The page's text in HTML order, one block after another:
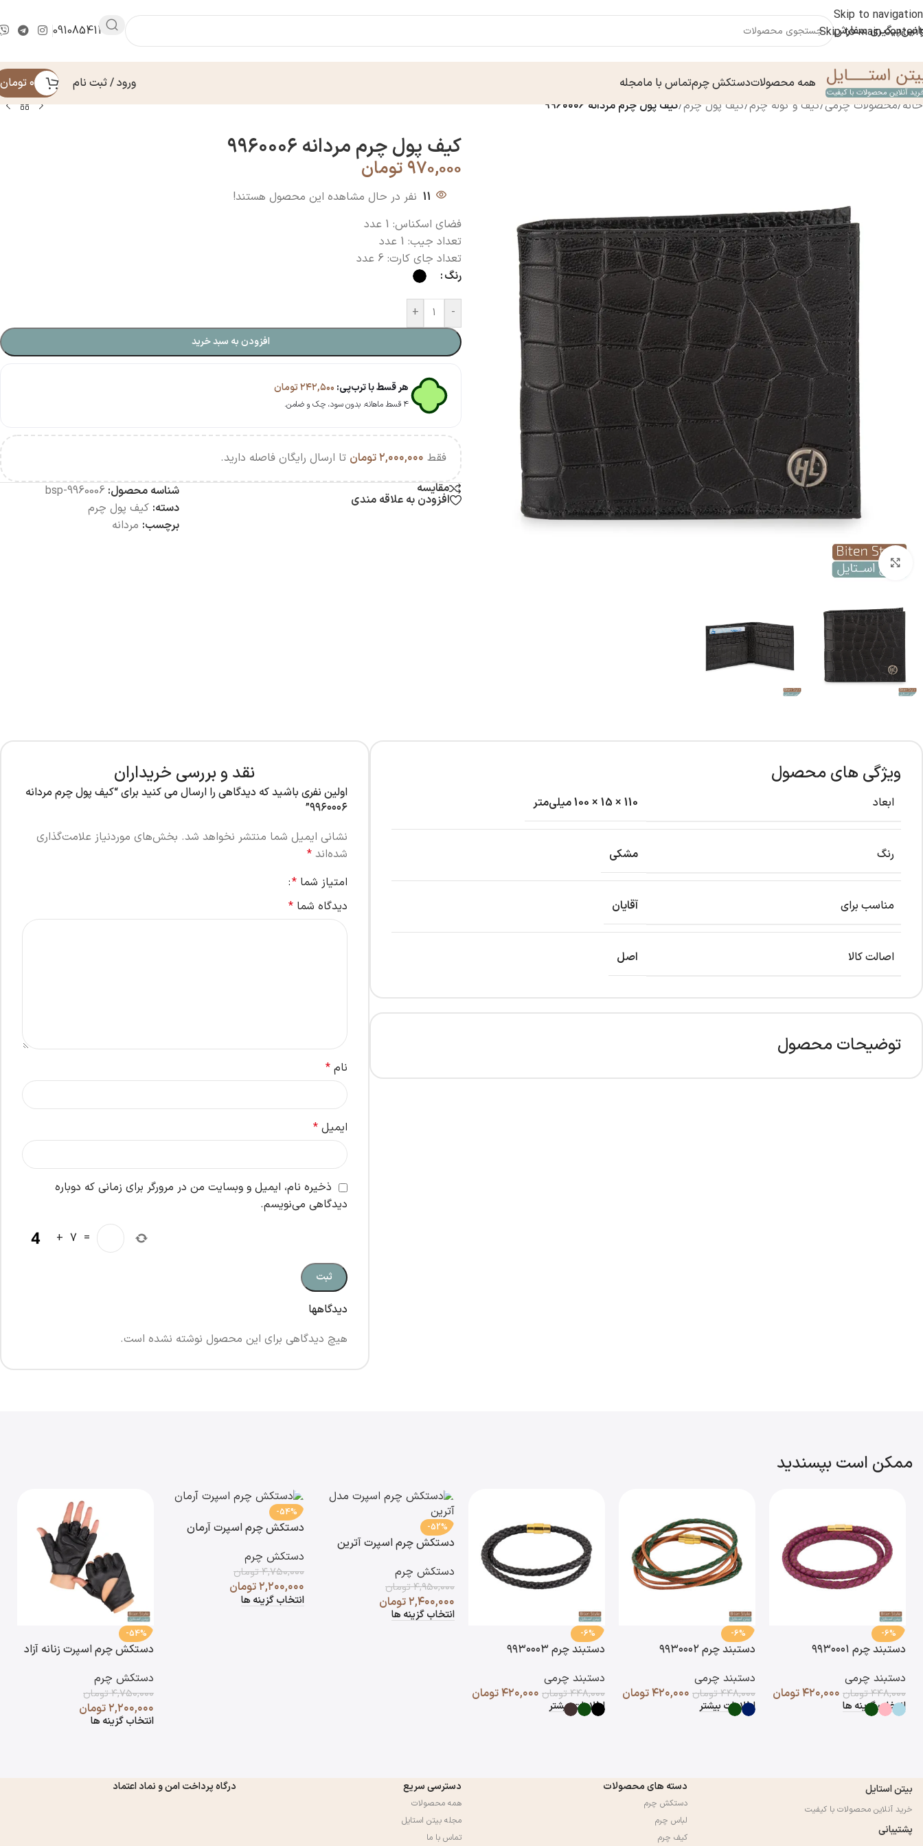
Skip to navigation
Skip to main content
پیگیری سفارش 09108541430
همه محصولاتدستکش چرمتماس با مامجله ورود / ثبت نام ۰تومان
خانه/محصولات چرمی/کیف و کوله چرم/کیف پول چرم/کیف پول چرم مردانه ۹۹۶۰۰۰۶
بزرگنمایی تصویر
کیف پول چرم مردانه ۹۹۶۰۰۰۶
۹۷۰,۰۰۰ تومان
11 نفر در حال مشاهده این محصول هستند!
فضای اسکناس: 1 عدد
تعداد جیب: 1 عدد
تعداد جای کارت: 6 عدد
رنگ
-
+
افزودن به سبد خرید
هر قسط با ترب‌پی: ۲۴۲,۵۰۰تومان
۴ قسط ماهانه. بدون سود، چک و ضامن.
فقط ۲,۰۰۰,۰۰۰تومان تا ارسال رایگان فاصله دارید.
مقایسه
افزودن به علاقه مندی
شناسه محصول:bsp-9960006
دسته: کیف پول چرم
برچسب: مردانه
ویژگی های محصول
ابعاد 110 × 15 × 100 میلی‌متر
رنگ مشکی
مناسب برای آقایان
اصالت کالا اصل
توضیحات محصول
نقد و بررسی خریداران
دیدگاهها
هیچ دیدگاهی برای این محصول نوشته نشده است.
اولین نفری باشید که دیدگاهی را ارسال می کنید برای “کیف پول چرم مردانه
۹۹۶۰۰۰۶”
نشانی ایمیل شما منتشر نخواهد شد. بخش‌های موردنیاز علامت‌گذاری
شده‌اند*
امتیاز شما*
دیدگاه شما*
نام*
ایمیل*
ذخیره نام، ایمیل و وبسایت من در مرورگر برای زمانی که دوباره
دیدگاهی می‌نویسم.
+ 7 =
ممکن است بپسندید
-6%
دستبند چرم ۹۹۳۰۰۰۱
دستبند چرمی
۴۴۸,۰۰۰تومان ۴۲۰,۰۰۰تومان
انتخاب گزینه ها
-6%
دستبند چرم ۹۹۳۰۰۰۲
دستبند چرمی
۴۴۸,۰۰۰تومان ۴۲۰,۰۰۰تومان
اطلاعات بیشتر
-6%
دستبند چرم ۹۹۳۰۰۰۳
دستبند چرمی
۴۴۸,۰۰۰تومان ۴۲۰,۰۰۰تومان
اطلاعات بیشتر
-52%
دستکش چرم اسپرت آترین
دستکش چرم
۴,۹۵۰,۰۰۰تومان
۲,۴۰۰,۰۰۰تومان
انتخاب گزینه ها
-54%
دستکش چرم اسپرت آرمان
دستکش چرم
۴,۷۵۰,۰۰۰تومان
۲,۲۰۰,۰۰۰تومان
انتخاب گزینه ها
-54%
دستکش چرم اسپرت زنانه آزاد
دستکش چرم
۴,۷۵۰,۰۰۰تومان
۲,۲۰۰,۰۰۰تومان
انتخاب گزینه ها
بیتن استایل
خرید آنلاین محصولات با کیفیت
پشتیبانی
دسته های محصولات
دستکش چرم
لباس چرم
کیف چرم
دسترسی سریع
همه محصولات
مجله بیتن استایل
تماس با ما
درگاه پرداخت امن و نماد اعتماد